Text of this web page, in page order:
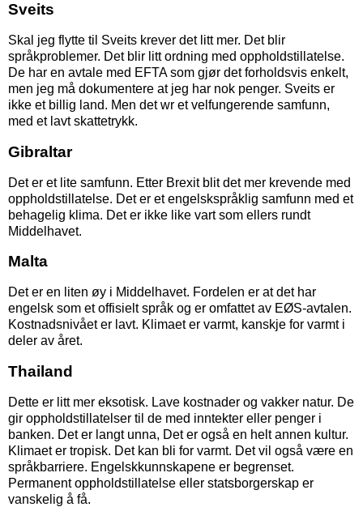
Sveits
Skal jeg flytte til Sveits krever det litt mer. Det blir
språkproblemer. Det blir litt ordning med oppholdstillatelse.
De har en avtale med EFTA som gjør det forholdsvis enkelt,
men jeg må dokumentere at jeg har nok penger. Sveits er
ikke et billig land. Men det wr et velfungerende samfunn,
med et lavt skattetrykk.
Gibraltar
Det er et lite samfunn. Etter Brexit blit det mer krevende med
oppholdstillatelse. Det er et engelskspråklig samfunn med et
behagelig klima. Det er ikke like vart som ellers rundt
Middelhavet.
Malta
Det er en liten øy i Middelhavet. Fordelen er at det har
engelsk som et offisielt språk og er omfattet av EØS-avtalen.
Kostnadsnivået er lavt. Klimaet er varmt, kanskje for varmt i
deler av året.
Thailand
Dette er litt mer eksotisk. Lave kostnader og vakker natur. De
gir oppholdstillatelser til de med inntekter eller penger i
banken. Det er langt unna, Det er også en helt annen kultur.
Klimaet er tropisk. Det kan bli for varmt. Det vil også være en
språkbarriere. Engelskkunnskapene er begrenset.
Permanent oppholdstillatelse eller statsborgerskap er
vanskelig å få.